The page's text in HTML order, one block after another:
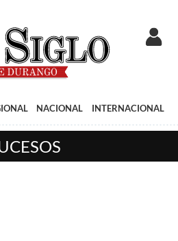
NACIONAL INTERNACIONAL